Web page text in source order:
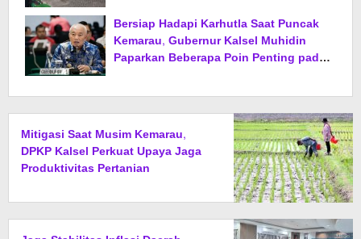
Bersiap Hadapi Karhutla Saat Puncak
Kemarau, Gubernur Kalsel Muhidin
Paparkan Beberapa Poin Penting pada
Mitigasi Saat Musim Kemarau,
DPKP Kalsel Perkuat Upaya Jaga
Produktivitas Pertanian